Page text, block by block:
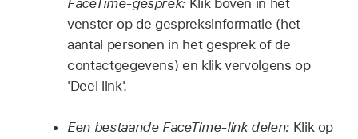
FaceTime-gesprek: Klik boven in het
venster op de gespreksinformatie (het
aantal personen in het gesprek of de
contactgegevens) en klik vervolgens op
'Deel link'.
Een bestaande FaceTime-link delen:Klik op